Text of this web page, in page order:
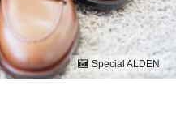
Special ALDEN